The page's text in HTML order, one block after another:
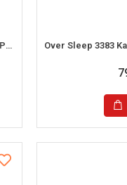
Over Sleep 3381 Kadın Yazlık Süprem Şort Pijama Takım (M-L-XL-XXL)